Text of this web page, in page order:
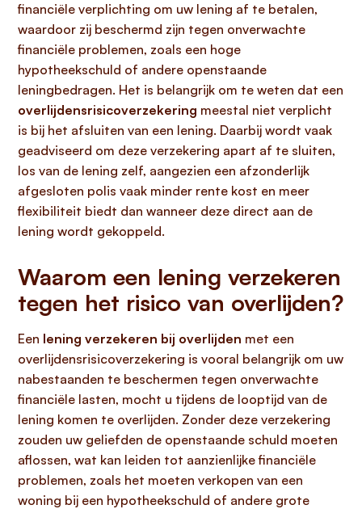
financiële verplichting om uw lening af te betalen,
waardoor zij beschermd zijn tegen onverwachte
financiële problemen, zoals een hoge
hypotheekschuld of andere openstaande
leningbedragen. Het is belangrijk om te weten dat een
overlijdensrisicoverzekering meestal niet verplicht
is bij het afsluiten van een lening. Daarbij wordt vaak
geadviseerd om deze verzekering apart af te sluiten,
los van de lening zelf, aangezien een afzonderlijk
afgesloten polis vaak minder rente kost en meer
flexibiliteit biedt dan wanneer deze direct aan de
lening wordt gekoppeld.
Waarom een lening verzekeren
tegen het risico van overlijden?
Een lening verzekeren bij overlijden met een
overlijdensrisicoverzekering is vooral belangrijk om uw
nabestaanden te beschermen tegen onverwachte
financiële lasten, mocht u tijdens de looptijd van de
lening komen te overlijden. Zonder deze verzekering
zouden uw geliefden de openstaande schuld moeten
aflossen, wat kan leiden tot aanzienlijke financiële
problemen, zoals het moeten verkopen van een
woning bij een hypotheekschuld of andere grote